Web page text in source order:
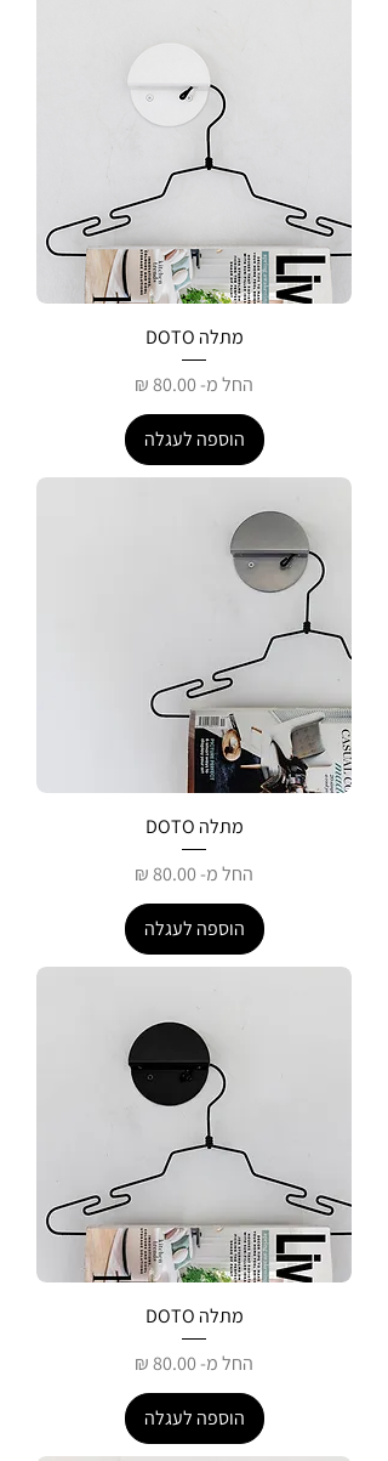
מתלה DOTO
החל מ-
מחיר מבצע
הוספה לעגלה
מתלה DOTO
החל מ-
מחיר מבצע
הוספה לעגלה
מתלה DOTO
החל מ-
מחיר מבצע
הוספה לעגלה